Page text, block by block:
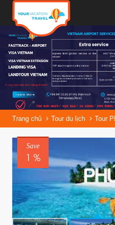
Trang chủ Tour du lịch Tour
Save
1 %